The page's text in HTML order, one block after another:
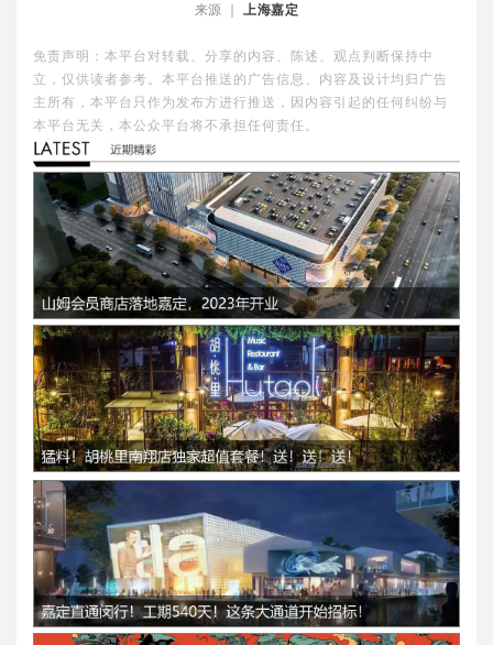
来源 ｜上海嘉定
免责声明：本平台对转载、分享的内容、陈述、观点判断保持中
立，仅供读者参考。本平台推送的广告信息、内容及设计均归广告
主所有，本平台只作为发布方进行推送，因内容引起的任何纠纷与
本平台无关，本公众平台将不承担任何责任。